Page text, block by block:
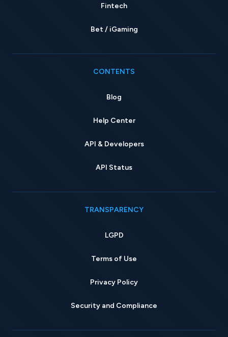
Fintech
Bet / iGaming
CONTENTS
Blog
Help Center
API & Developers
API Status
TRANSPARENCY
LGPD
Terms of Use
Privacy Policy
Security and Compliance